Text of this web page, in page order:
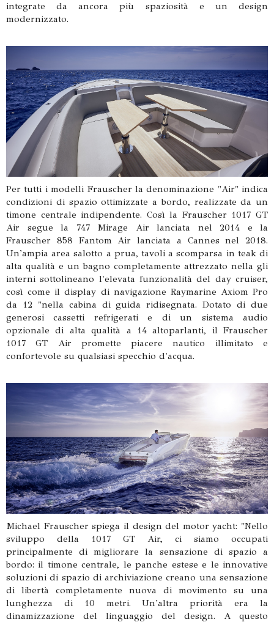
integrate da ancora più spaziosità e un design
modernizzato.
Per tutti i modelli Frauscher la denominazione "Air" indica
condizioni di spazio ottimizzate a bordo, realizzate da un
timone centrale indipendente. Così la Frauscher 1017 GT
Air segue la 747 Mirage Air lanciata nel 2014 e la
Frauscher 858 Fantom Air lanciata a Cannes nel 2018.
Un'ampia area salotto a prua, tavoli a scomparsa in teak di
alta qualità e un bagno completamente attrezzato nella gli
interni sottolineano l'elevata funzionalità del day cruiser,
così come il display di navigazione Raymarine Axiom Pro
da 12 "nella cabina di guida ridisegnata. Dotato di due
generosi cassetti refrigerati e di un sistema audio
opzionale di alta qualità a 14 altoparlanti, il Frauscher
1017 GT Air promette piacere nautico illimitato e
confortevole su qualsiasi specchio d'acqua.
Michael Frauscher spiega il design del motor yacht: "Nello
sviluppo della 1017 GT Air, ci siamo occupati
principalmente di migliorare la sensazione di spazio a
bordo: il timone centrale, le panche estese e le innovative
soluzioni di spazio di archiviazione creano una sensazione
di libertà completamente nuova di movimento su una
lunghezza di 10 metri. Un'altra priorità era la
dinamizzazione del linguaggio del design. A questo